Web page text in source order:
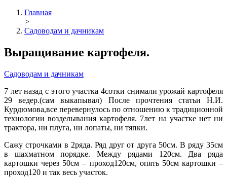
Главная
>
Садоводам и дачникам
Выращивание картофеля.
Садоводам и дачникам
7 лет назад с этого участка 4сотки снимали урожай картофеля
29 ведер.(сам выкапывал) После прочтения статьи Н.И.
Курдюмова,все перевернулось по отношению к традиционной
технологии возделывания картофеля. 7лет на участке нет ни
трактора, ни плуга, ни лопаты, ни тяпки.
Сажу строчками в 2ряда. Ряд друг от друга 50см. В ряду 35см
в шахматном порядке. Между рядами 120см. Два ряда
картошки через 50см – проход120см, опять 50см картошки –
проход120 и так весь участок.